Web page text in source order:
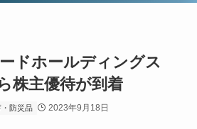
ドホールディングス
株主優待が到着
・防災品 2023年9月18日